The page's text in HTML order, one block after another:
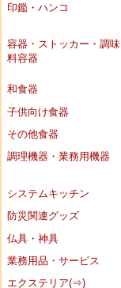
印鑑・ハンコ
容器・ストッカー・調味
料容器
和食器
子供向け食器
その他食器
調理機器・業務用機器
システムキッチン
防災関連グッズ
仏具・神具
業務用品・サービス
エクステリア(⇒)